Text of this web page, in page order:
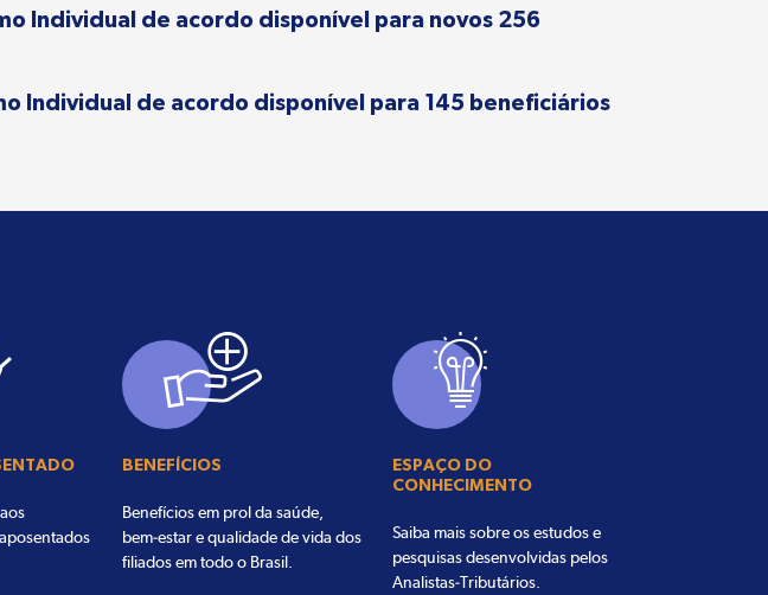
Individual de acordo disponível para novos 256
Individual de acordo disponível para 145 beneficiários
BENEFÍCIOS
Benefícios em prol da saúde,
bem-estar e qualidade de vida dos
filiados em todo o Brasil.
ESPAÇO DO
CONHECIMENTO
Saiba mais sobre os estudos e
pesquisas desenvolvidas pelos
Analistas-Tributários.